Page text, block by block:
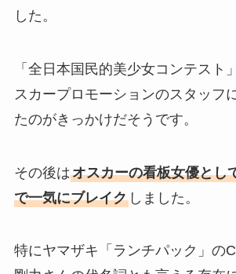
した。
「全日本国民的美少女コンテスト
スカープロモーションのスタッフ
たのがきっかけだそうです。
その後はオスカーの看板女優とし
で一気にブレイクしました。
特にヤマザキ「ランチパック」の